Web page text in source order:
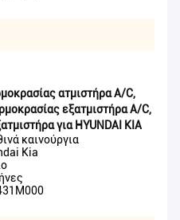
ατμιστήρα A/C,
εξατμιστήρα A/C,
για HYUNDAI KIA
καινούργια
Kia